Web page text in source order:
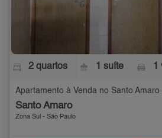
2 quartos 1 suíte 1
Apartamento à Venda no Santo
Santo Amaro
Zona Sul - São Paulo